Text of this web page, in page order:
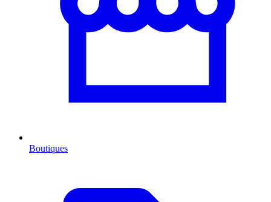
Boutiques